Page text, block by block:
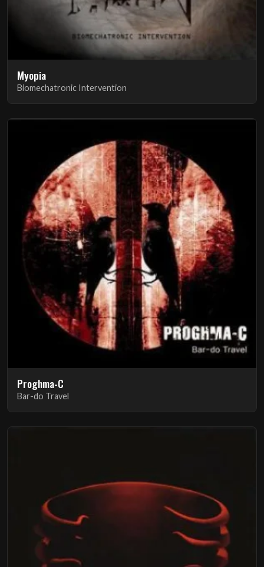
Myopia
Biomechatronic Intervention
Proghma-C
Bar-do Travel